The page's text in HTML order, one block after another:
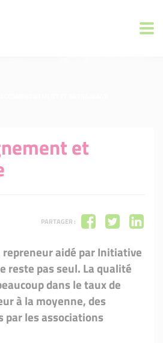
et
PARTAGER :
aidé par Initiative
reste pas seul. La qualité
dans le taux de
à la moyenne, des
par les associations